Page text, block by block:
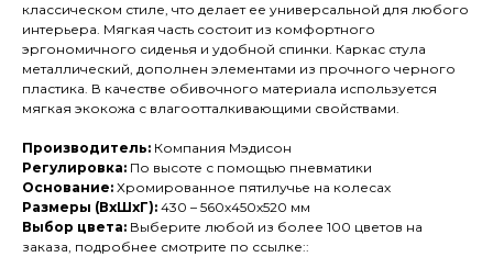
классическом стиле, что делает ее универсальной для любого
интерьера. Мягкая часть состоит из комфортного
эргономичного сиденья и удобной спинки. Каркас стула
металлический, дополнен элементами из прочного черного
пластика. В качестве обивочного материала используется
мягкая экокожа с влагоотталкивающими свойствами.
Производитель: Компания Мэдисон
Регулировка: По высоте с помощью пневматики
Основание: Хромированное пятилучье на колесах
Размеры (ВхШхГ): 430 – 560х450х520 мм
Выбор цвета: Выберите любой из более 100 цветов на
заказа, подробнее смотрите по ссылке::